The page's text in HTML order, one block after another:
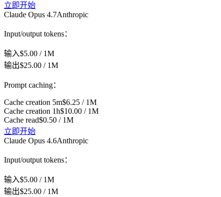
立即开始
Claude Opus 4.7Anthropic
Input/output tokens：
输入$5.00 / 1M
输出$25.00 / 1M
Prompt caching：
Cache creation 5m$6.25 / 1M
Cache creation 1h$10.00 / 1M
Cache read$0.50 / 1M
立即开始
Claude Opus 4.6Anthropic
Input/output tokens：
输入$5.00 / 1M
输出$25.00 / 1M